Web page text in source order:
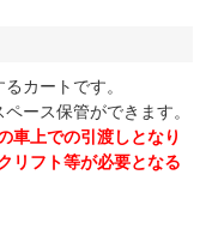
カートです。
ース保管ができます。
車上での引渡しとなり
リフト等が必要となる